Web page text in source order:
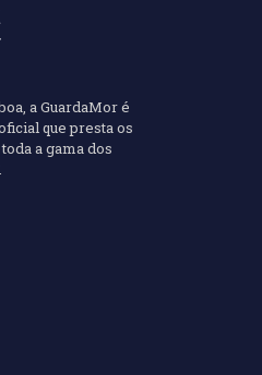
a GuardaMor é
que presta os
a gama dos